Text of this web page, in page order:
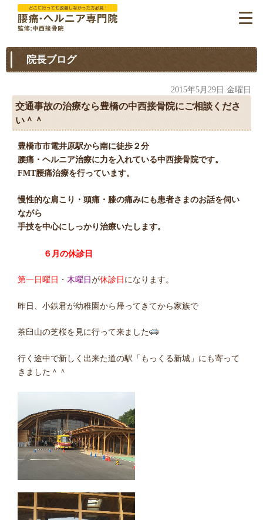
院長ブログ
2015年5月29日 金曜日
交通事故の治療なら豊橋の中西接骨院にご相談くださ
い＾＾
豊橋市市電井原駅から南に徒歩２分
腰痛・ヘルニア治療に力を入れている中西接骨院です。
FMT腰痛治療を行っています。
慢性的な肩こり・頭痛・膝の痛みにも患者さまのお話を伺い
ながら
手技を中心にしっかり治療いたします。
６月の休診日
第一日曜日 ・ 木曜日が休診日になります。
昨日、小鉄君が幼稚園から帰ってきてから家族で
茶臼山の芝桜を見に行って来ました
行く途中で新しく出来た道の駅「もっくる新城」にも寄って
きました＾＾